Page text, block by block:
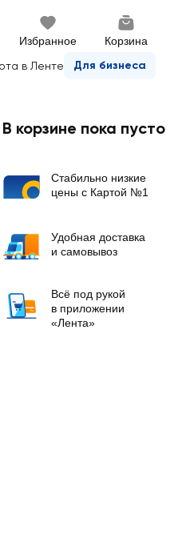
Избранное Корзина
в Ленте Для бизнеса
В корзине пока пусто
Стабильно низкие
цены с Картой №1
Удобная доставка
и самовывоз
Всё под рукой
в приложении
«Лента»